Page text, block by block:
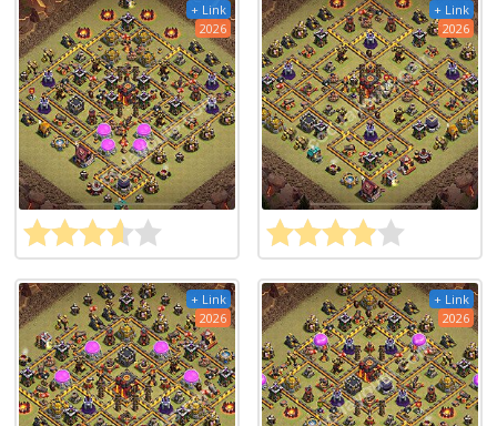
+ Link
2026
+ Link
2026
+ Link
2026
+ Link
2026